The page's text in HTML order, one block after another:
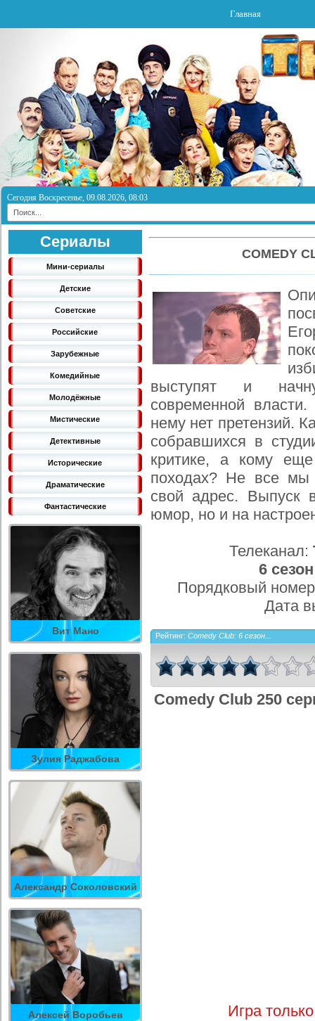
Главная
Сегодня Воскресенье, 09.08.2026, 08:03
Сериалы
Мини-сериалы
Детские
Советские
Российские
Зарубежные
Комедийные
Молодёжные
Мистические
Детективные
Исторические
Драматические
Фантастические
Вит Мано
Зулия Раджабова
Александр Соколовский
Алексей Воробьев
COMEDY
выступят и
современной
нему нет претензий.
собравшихся в
критике, а кому
походах? Не все мы
свой адрес. Выпуск
юмор, но и на
Телеканал:
6 сезон
Порядковый
Дата
Рейтинг: Comedy Club: 6 сезон...
Comedy Club 250
Игра